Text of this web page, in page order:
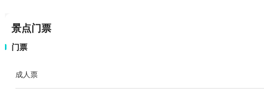
景点门票
门票
成人票